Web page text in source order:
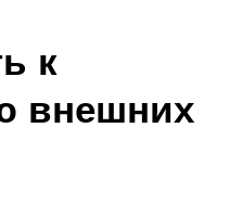
к
внешних